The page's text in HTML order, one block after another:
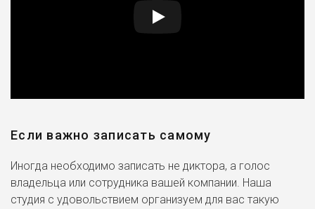
Если важно записать самому
Иногда необходимо записать не диктора, а голос
владельца или сотрудника вашей компании. Наша
студия с удовольствием организуем для вас такую